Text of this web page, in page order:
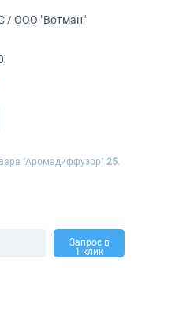
/ ООО "Вотман"
"Аромадиффузор" 25.
Запрос в
1 клик